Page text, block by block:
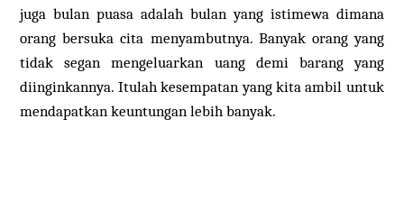
juga bulan puasa adalah bulan yang istimewa dimana
orang bersuka cita menyambutnya. Banyak orang yang
tidak segan mengeluarkan uang demi barang yang
diinginkannya. Itulah kesempatan yang kita ambil untuk
mendapatkan keuntungan lebih banyak.